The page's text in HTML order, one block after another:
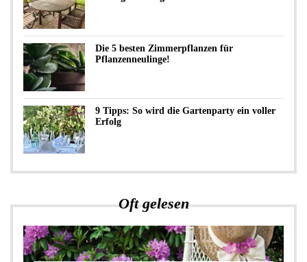
Die 5 besten Zimmerpflanzen für
Pflanzenneulinge!
9 Tipps: So wird die Gartenparty ein voller
Erfolg
Oft gelesen